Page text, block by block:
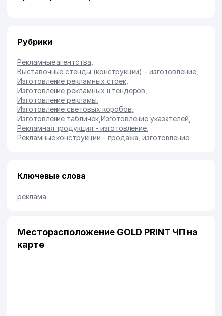
Рубрики
Рекламные агентства
Выставочные стенды (конструкции) - изготовление,
Изготовление рекламных стоек,
Изготовление рекламных штендеров
Изготовление рекламы
Изготовление световых коробов
Изготовление табличек, Изготовление указателей
Рекламная продукция - изготовление
Рекламные конструкции - продажа, изготовление
Ключевые слова
реклама
Месторасположение GOLD PRINT ЧП на
карте